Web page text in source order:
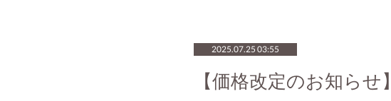
2025.07.25 03:55
【価格改定のお知らせ】